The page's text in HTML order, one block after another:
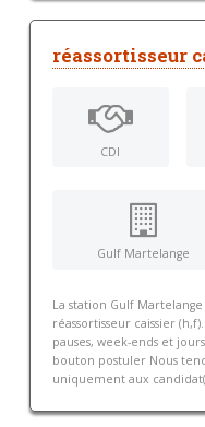
réassortisseur
CDI
Gulf Martelange
La station Gulf
réassortisseur caissier
pauses, week-ends et
bouton postuler Nous
uniquement aux